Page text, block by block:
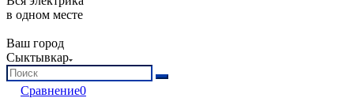
в одном месте
Ваш город
Сыктывкар
Сравнение0